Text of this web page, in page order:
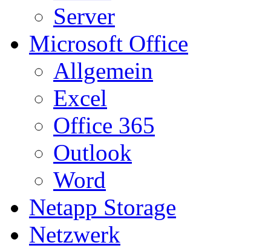
Server
Microsoft Office
Allgemein
Excel
Office 365
Outlook
Word
Netapp Storage
Netzwerk